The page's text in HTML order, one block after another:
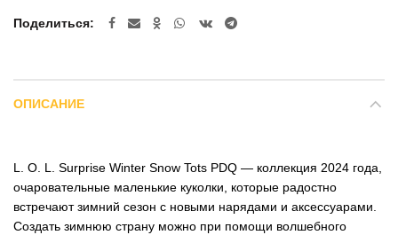
Поделиться
ОПИСАНИЕ
L. O. L. Surprise Winter Snow Tots PDQ — коллекция 2024 года,
очаровательные маленькие куколки, которые радостно
встречают зимний сезон с новыми нарядами и аксессуарами.
Создать зимнюю страну можно при помощи волшебного